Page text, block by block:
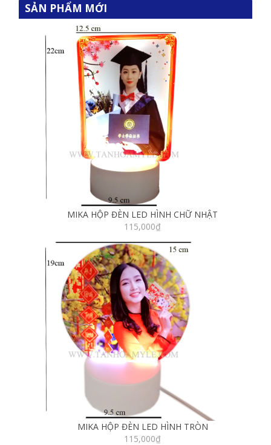
SẢN PHẨM MỚI
MIKA HỘP ĐÈN LED HÌNH CHỮ NHẬT
115,000₫
MIKA HỘP ĐÈN LED HÌNH TRÒN
115,000₫